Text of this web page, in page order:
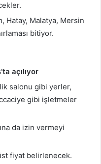
Hatay, Malatya, Mersin
bitiyor.
açılıyor
salonu gibi yerler,
gibi işletmeler
da izin vermeyi
fiyat belirlenecek.